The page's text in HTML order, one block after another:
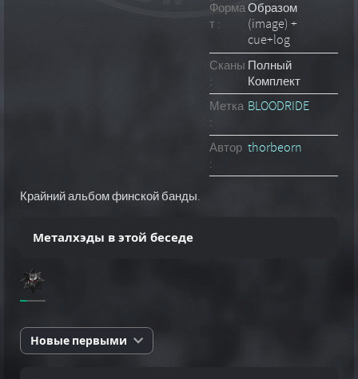
Форма
т :
Образом
(image) +
cue+log
Сканы
:
Полный
Комплект
Метка
:
BLOODRIDE
Автор
:
thorbeorn
Крайний альбом финской банды.
Металхэды в этой беседе
Новые первыми